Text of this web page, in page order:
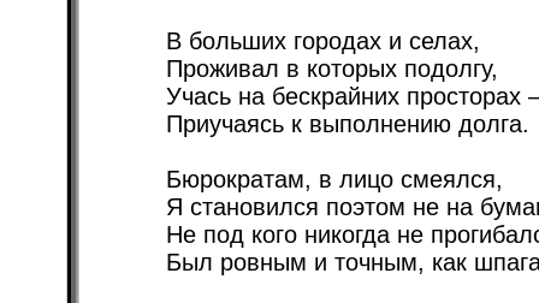
В больших городах и селах,
Проживал в которых подолгу,
Учась на бескрайних просторах
Приучаясь к выполнению долга.
Бюрократам, в лицо смеялся,
Я становился поэтом не на
Не под кого никогда не
Был ровным и точным, как